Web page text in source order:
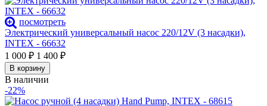
посмотреть
Электрический универсальный насос 220/12V (3 насадки),
INTEX - 66632
1 000 ₽ 1 400 ₽
В корзину
В наличии
-22%